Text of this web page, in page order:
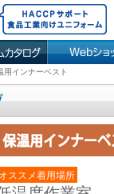
用インナーベスト
オススメ着用場所